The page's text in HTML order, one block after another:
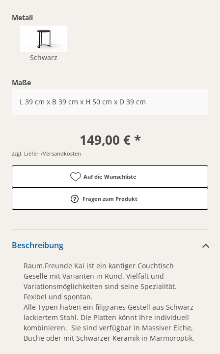
Metall
Schwarz
Maße
L 39 cm x B 39 cm x H 50 cm x D 39 cm
149,00 € *
zzgl. Liefer-/Versandkosten
Auf die Wunschliste
Fragen zum Produkt
Beschreibung
Raum.Freunde Kai ist ein kantiger Couchtisch
Geselle mit Varianten in Rund. Vielfalt und
Variationsmöglichkeiten sind seine Spezialität.
Fexibel und spontan.
Alle Typen haben ein filigranes Gestell aus Schwarz
lackiertem Stahl. Die Platten könnt Ihre individuell
kombinieren. Sie sind verfügbar in Massiver Eiche,
Buche oder mit Schwarzer Keramik in Marmoroptik.